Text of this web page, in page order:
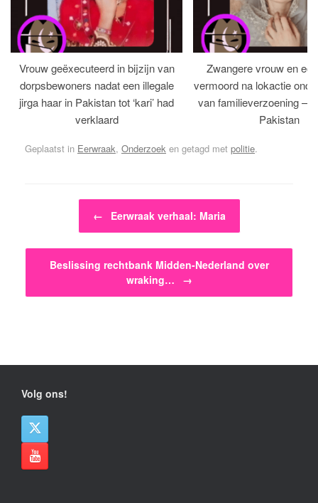
Vrouw geëxecuteerd in bijzijn van
dorpsbewoners nadat een illegale
jirga haar in Pakistan tot ‘kari’ had
verklaard
Zwangere vrouw en
vermoord na lokactie
van familieverzoening –
Pakistan
Geplaatst in Eerwraak, Onderzoek en getagd met politie.
Bericht navigatie
← Eerwraak verhaal: Maria
Beslissing rechtbank Midden-Nederland over
wraking…
→
Volg ons!